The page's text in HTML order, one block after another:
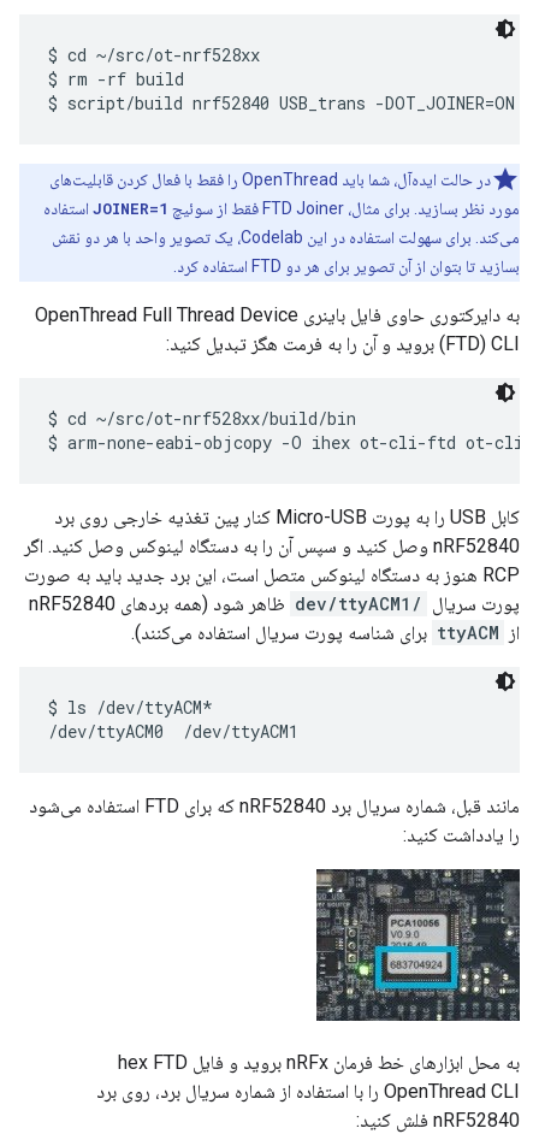
$ cd ~/src/ot-nrf528xx
$ rm -rf build
در حالت ایده‌آل، شما باید OpenThread را فقط با فعال کردن قابلیت‌های
مورد نظر بسازید. برای مثال، FTD Joiner فقط از سوئیچ
JOINER=1 استفاده
می‌کند. برای سهولت استفاده در این Codelab، یک تصویر واحد با هر دو نقش
بسازید تا بتوان از آن تصویر برای هر دو FTD استفاده کرد.
به دایرکتوری حاوی فایل باینری OpenThread Full Thread Device
(FTD) CLI بروید و آن را به فرمت هگز تبدیل کنید:
$ cd ~/src/ot-nrf528xx/build/bin
کابل USB را به پورت Micro-USB کنار پین تغذیه خارجی روی برد
nRF52840 وصل کنید و سپس آن را به دستگاه لینوکس وصل کنید. اگر
RCP هنوز به دستگاه لینوکس متصل است، این برد جدید باید به صورت
پورت سریال /dev/ttyACM1
ظاهر شود (همه بردهای nRF52840
از ttyACM برای شناسه پورت سریال استفاده می‌کنند).
$ ls /dev/ttyACM*
مانند قبل، شماره سریال برد nRF52840 که برای FTD استفاده می‌شود
را یادداشت کنید:
به محل ابزارهای خط فرمان nRFx بروید و فایل hex FTD
OpenThread CLI را با استفاده از شماره سریال برد، روی برد
nRF52840 فلش کنید: